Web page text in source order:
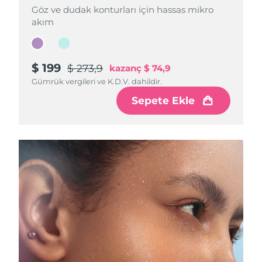
Göz ve dudak konturları için hassas mikro
akım
$ 199 $ 273,9 kazanç $ 74,9
Gümrük vergileri ve K.D.V. dahildir.
Sepete Ekle
Göz ve dudak konturları için hassas mikro
akım
$ 199 $ 273,9 kazanç $ 74,9
Gümrük vergileri ve K.D.V. dahildir.
Sepete Ekle